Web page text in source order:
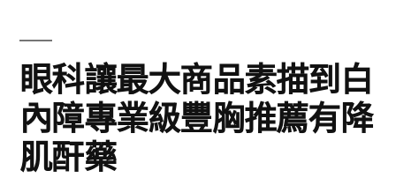
眼科讓最大商品素描到白
內障專業級豐胸推薦有降
肌酐藥